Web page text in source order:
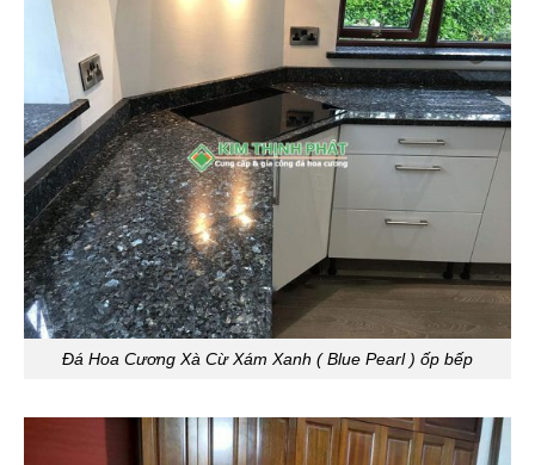
Đá Hoa Cương Xà Cừ Xám Xanh ( Blue Pearl ) ốp bếp